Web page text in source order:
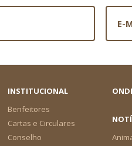
INSTITUCIONAL
Benfeitores
Cartas e Circulares
Conselho